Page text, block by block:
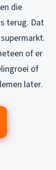
die
terug. Dat
of er
of
later.